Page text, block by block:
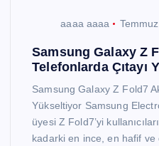
aaaa aaaa
Samsung Galaxy Z
Telefonlarda Çıtayı
Samsung Galaxy Z Fold7
Yükseltiyor Samsung
üyesi Z Fold7’yi
kadarki en ince, en hafif ve